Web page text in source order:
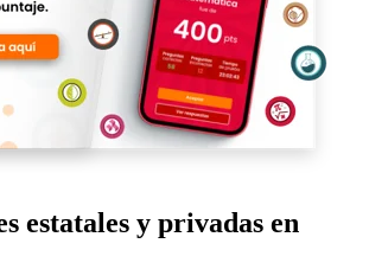
estatales y privadas en